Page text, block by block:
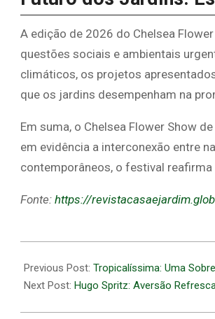
A edição de 2026 do Chelsea
questões sociais e ambientais
climáticos, os projetos
que os jardins desempenham na
Em suma, o Chelsea Flower Show
em evidência a interconexão entre
contemporâneos, o festival
Fonte: https://
05-
18
Previous Post: Tropicalíssima: Uma
Next Post: Hugo Spritz: Aversão